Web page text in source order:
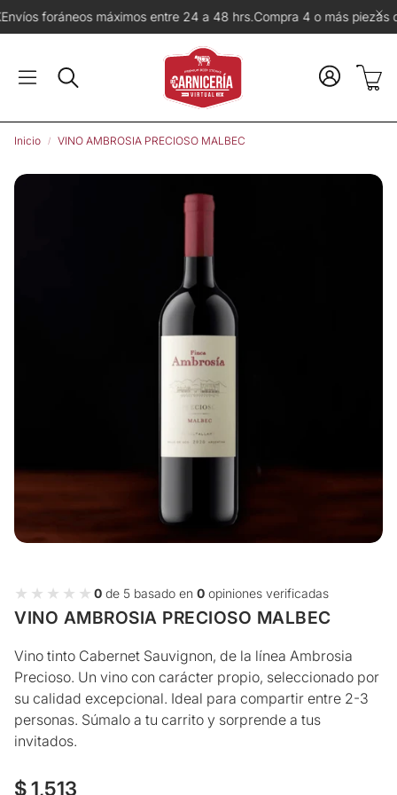
máximos entre 24 a 48 hrs.Compra 4 o más piezas del mismo
Buscar
Inicio VINO AMBROSIA PRECIOSO MALBEC
★★★★★
★★★★★ 0 de 5 basado en 0 opiniones verificadas
VINO AMBROSIA PRECIOSO MALBEC
Vino tinto Cabernet Sauvignon, de la línea Ambrosia
Precioso. Un vino con carácter propio, seleccionado por
su calidad excepcional. Ideal para compartir entre 2-3
personas. Súmalo a tu carrito y sorprende a tus
invitados.
Precio
$ 1,513